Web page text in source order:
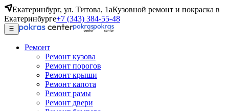
Екатеринбург, ул. Титова, 1аКузовной ремонт и покраска в
Екатеринбурге+7 (343) 384-55-48
Ремонт
Ремонт кузова
Ремонт порогов
Ремонт крыши
Ремонт капота
Ремонт рамы
Ремонт двери